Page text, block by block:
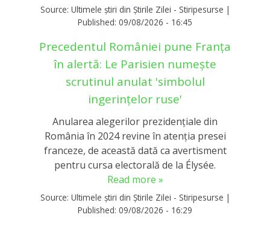
Source: Ultimele știri din Știrile Zilei - Stiripesurse |
Published: 09/08/2026 - 16:45
Precedentul României pune Franța
în alertă: Le Parisien numește
scrutinul anulat 'simbolul
ingerințelor ruse'
Anularea alegerilor prezidențiale din
România în 2024 revine în atenția presei
franceze, de această dată ca avertisment
pentru cursa electorală de la Élysée.
Read more »
Source: Ultimele știri din Știrile Zilei - Stiripesurse |
Published: 09/08/2026 - 16:29